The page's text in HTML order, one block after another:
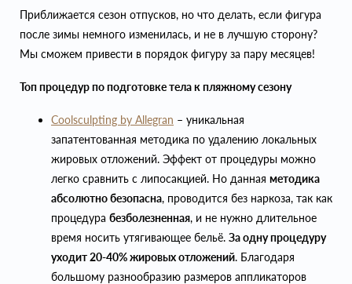
Приближается сезон отпусков, но что делать, если фигура
после зимы немного изменилась, и не в лучшую сторону?
Мы сможем привести в порядок фигуру за пару месяцев!
Топ процедур по подготовке тела к пляжному сезону
Coolsculpting by Allegran – уникальная
запатентованная методика по удалению локальных
жировых отложений. Эффект от процедуры можно
легко сравнить с липосакцией. Но данная методика
абсолютно безопасна, проводится без наркоза, так как
процедура безболезненная, и не нужно длительное
время носить утягивающее бельё. За одну процедуру
уходит 20-40% жировых отложений. Благодаря
большому разнообразию размеров аппликаторов